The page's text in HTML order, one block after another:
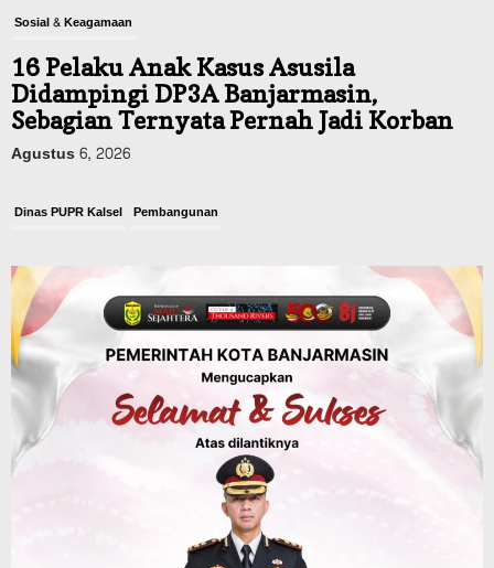
Sosial & Keagamaan
16 Pelaku Anak Kasus Asusila
Didampingi DP3A Banjarmasin,
Sebagian Ternyata Pernah Jadi Korban
Agustus 6, 2026
Dinas PUPR Kalsel Pembangunan
Pemerintah Janji Tingkatkan Fasilitas
Keselamatan Jalan Alternatif
Banjarbaru–Batulicin
Agustus 6, 2026
Dinas Kehutanan Kalsel
Tahura Sultan Adam Sempat Alami
Kebakaran Lahan, Api Berhasil
Dipadamkan, Kadishut Kalsel
Memimpin Langsung Aksi di Lapangan